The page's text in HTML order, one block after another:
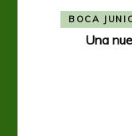
BOCA
Una